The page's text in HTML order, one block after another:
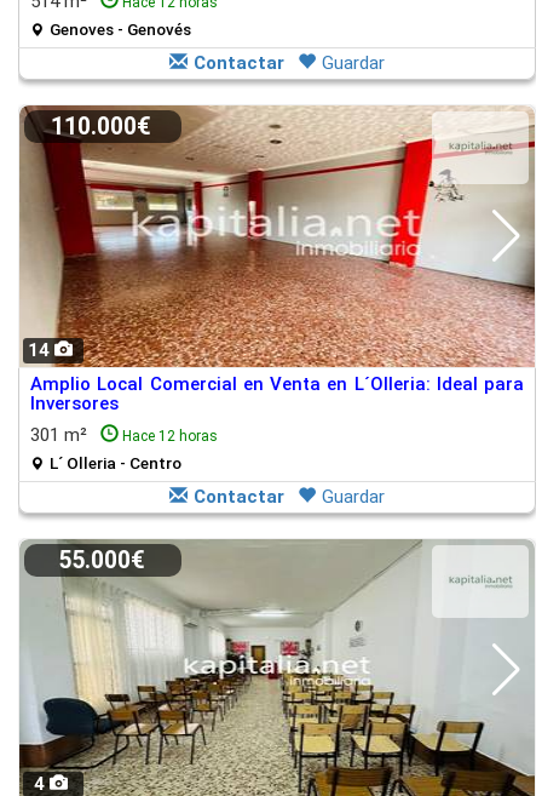
Genoves - Genovés
Contactar Guardar
14
110.000€
Amplio Local Comercial en Venta en L´Olleria: Ideal para
Inversores
301 m²
Hace 12 horas
L´ Olleria - Centro
Contactar Guardar
4
55.000€